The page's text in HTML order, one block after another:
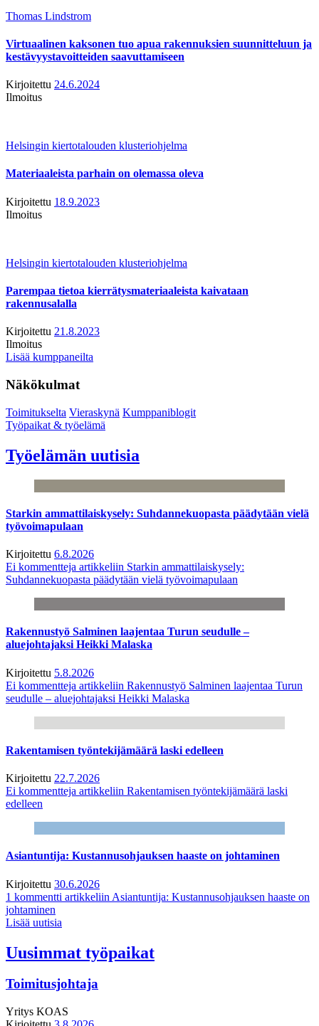
Thomas Lindstrom
Virtuaalinen kaksonen tuo apua rakennuksien suunnitteluun ja
kestävyystavoitteiden saavuttamiseen
Kirjoitettu 24.6.2024
Ilmoitus
Helsingin kiertotalouden klusteriohjelma
Materiaaleista parhain on olemassa oleva
Kirjoitettu 18.9.2023
Ilmoitus
Helsingin kiertotalouden klusteriohjelma
Parempaa tietoa kierrätysmateriaaleista kaivataan
rakennusalalla
Kirjoitettu 21.8.2023
Ilmoitus
Lisää kumppaneilta
Näkökulmat
Toimitukselta Vieraskynä Kumppaniblogit
Työpaikat & työelämä
Työelämän uutisia
Starkin ammattilaiskysely: Suhdannekuopasta päädytään vielä
työvoimapulaan
Kirjoitettu 6.8.2026
Ei kommentteja artikkeliin Starkin ammattilaiskysely:
Suhdannekuopasta päädytään vielä työvoimapulaan
Rakennustyö Salminen laajentaa Turun seudulle –
aluejohtajaksi Heikki Malaska
Kirjoitettu 5.8.2026
Ei kommentteja artikkeliin Rakennustyö Salminen laajentaa Turun
seudulle – aluejohtajaksi Heikki Malaska
Rakentamisen työntekijämäärä laski edelleen
Kirjoitettu 22.7.2026
Ei kommentteja artikkeliin Rakentamisen työntekijämäärä laski
edelleen
Asiantuntija: Kustannusohjauksen haaste on johtaminen
Kirjoitettu 30.6.2026
1 kommentti artikkeliin Asiantuntija: Kustannusohjauksen haaste on
johtaminen
Lisää uutisia
Uusimmat työpaikat
Toimitusjohtaja
Yritys KOAS